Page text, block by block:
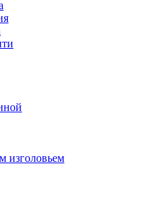
изголовьем